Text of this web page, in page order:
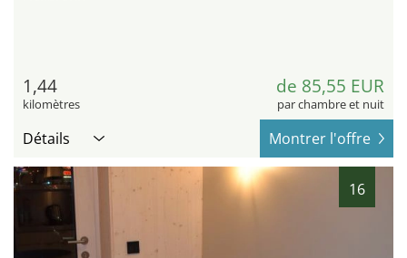
1,44
kilomètres
de 85,55 EUR
par chambre et nuit
Détails Montrer l'offre
16